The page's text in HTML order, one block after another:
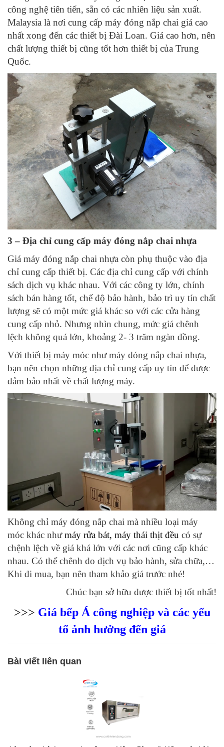
công nghệ tiên tiến, sẵn có các nhiên liệu sản xuất.
Malaysia là nơi cung cấp máy đóng nắp chai giá cao
nhất xong đến các thiết bị Đài Loan. Giá cao hơn, nên
chất lượng thiết bị cũng tốt hơn thiết bị của Trung
Quốc.
3 – Địa chỉ cung cấp máy đóng nắp chai nhựa
Giá máy đóng nắp chai nhựa còn phụ thuộc vào địa
chỉ cung cấp thiết bị. Các địa chỉ cung cấp với chính
sách dịch vụ khác nhau. Với các công ty lớn, chính
sách bán hàng tốt, chế độ bảo hành, bảo trì uy tín chất
lượng sẽ có một mức giá khác so với các cửa hàng
cung cấp nhỏ. Nhưng nhìn chung, mức giá chênh
lệch không quá lớn, khoảng 2- 3 trăm ngàn đồng.
Với thiết bị máy móc như máy đóng nắp chai nhựa,
bạn nên chọn những địa chỉ cung cấp uy tín để được
đảm bảo nhất về chất lượng máy.
Không chỉ máy đóng nắp chai mà nhiều loại máy
móc khác nhưmáy rửa bát, máy thái thịt đều có sự
chệnh lệch về giá khá lớn với các nơi cũng cấp khác
nhau. Có thể chênh do dịch vụ bảo hành, sửa chữa,…
Khi đi mua, bạn nên tham khảo giá trước nhé!
Chúc bạn sở hữu được thiết bị tốt nhất!
>>> Giá bếp Á công nghiệp và các yếu
tố ảnh hưởng đến giá
Bài viết liên quan